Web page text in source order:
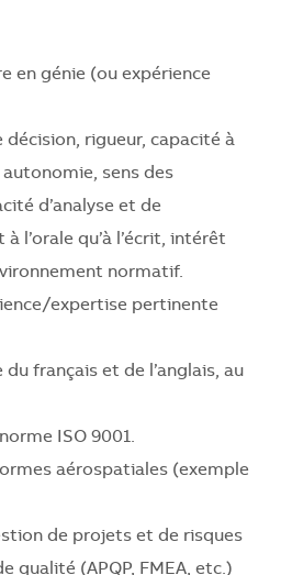
en génie (ou expérience
décision, rigueur, capacité à
sens des
d’analyse et de
l’orale qu’à l’écrit, intérêt
normatif.
expertise pertinente
du français et de l’anglais, au
ISO 9001.
aérospatiales (exemple
de projets et de risques
qualité (APQP, FMEA, etc.)